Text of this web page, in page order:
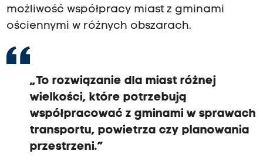
możliwość współpracy miast z gminami
ościennymi w różnych obszarach.
„To rozwiązanie dla miast różnej
wielkości, które potrzebują
współpracować z gminami w sprawach
transportu, powietrza czy planowania
przestrzeni.”